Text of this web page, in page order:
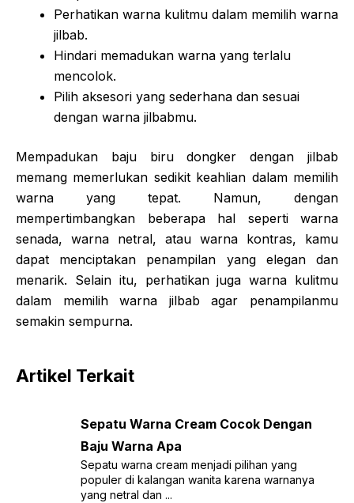
Perhatikan warna kulitmu dalam memilih warna
jilbab.
Hindari memadukan warna yang terlalu
mencolok.
Pilih aksesori yang sederhana dan sesuai
dengan warna jilbabmu.
Mempadukan baju biru dongker dengan jilbab
memang memerlukan sedikit keahlian dalam memilih
warna yang tepat. Namun, dengan
mempertimbangkan beberapa hal seperti warna
senada, warna netral, atau warna kontras, kamu
dapat menciptakan penampilan yang elegan dan
menarik. Selain itu, perhatikan juga warna kulitmu
dalam memilih warna jilbab agar penampilanmu
semakin sempurna.
Artikel Terkait
Sepatu Warna Cream Cocok Dengan
Baju Warna Apa
Sepatu warna cream menjadi pilihan yang
populer di kalangan wanita karena warnanya
yang netral dan ...